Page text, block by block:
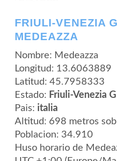
FRIULI-VENEZIA
MEDEAZZA
Nombre: Medeazza
Longitud: 13.6063889
Latitud: 45.7958333
Estado: Friuli-Venezia
Pais: italia
Altitud: 698 metros
Poblacion: 34.910
Huso horario de